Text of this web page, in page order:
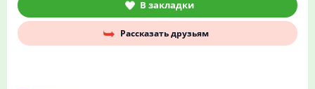
В закладки
Рассказать друзьям